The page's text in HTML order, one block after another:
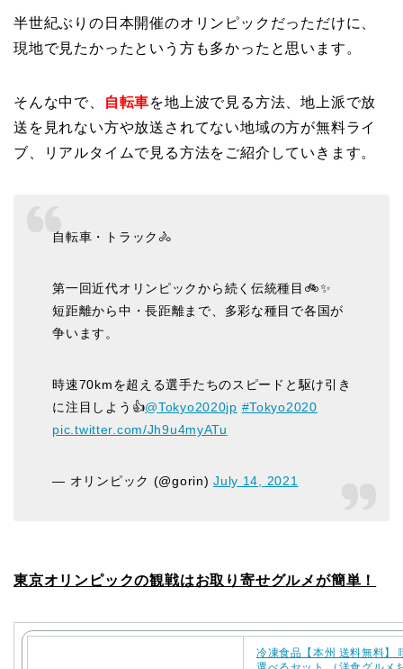
半世紀ぶりの日本開催のオリンピックだっただけに、
現地で見たかったという方も多かったと思います。
そんな中で、 自転車を地上波で見る方法、地上派で放
送を見れない方や放送されてない地域の方が無料ライ
ブ、リアルタイムで見る方法をご紹介していきます。
自転車・トラック🚴
第一回近代オリンピックから続く伝統種目🚲✨
短距離から中・長距離まで、多彩な種目で各国が
争います。
時速70kmを超える選手たちのスピードと駆け引き
に注目しよう👍@Tokyo2020jp #Tokyo2020
pic.twitter.com/Jh9u4myATu
— オリンピック (@gorin)July 14, 2021
東京オリンピックの観戦はお取り寄せグルメが簡単！
冷凍食品【本州 送料無料】